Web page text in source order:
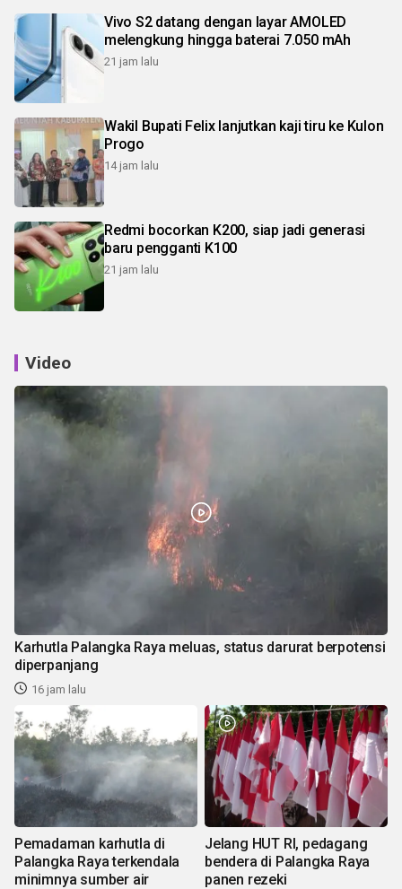
Vivo S2 datang dengan layar AMOLED
melengkung hingga baterai 7.050 mAh
21 jam lalu
Wakil Bupati Felix lanjutkan kaji tiru ke Kulon
Progo
14 jam lalu
Redmi bocorkan K200, siap jadi generasi
baru pengganti K100
21 jam lalu
Video
Karhutla Palangka Raya meluas, status darurat berpotensi
diperpanjang
16 jam lalu
Pemadaman karhutla di
Palangka Raya terkendala
minimnya sumber air
Jelang HUT RI, pedagang
bendera di Palangka Raya
panen rezeki